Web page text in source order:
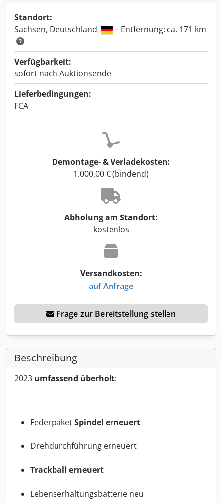
Standort:
Sachsen, Deutschland
– Entfernung: ca. 171 km
Verfügbarkeit:
sofort nach Auktionsende
Lieferbedingungen:
FCA
Demontage- & Verladekosten:
1.000,00 € (bindend)
Abholung am Standort:
kostenlos
Versandkosten:
auf Anfrage
Frage zur Bereitstellung stellen
Beschreibung
2023 umfassend überholt:
FederpaketSpindel erneuert
Drehdurchführung erneuert
Trackball erneuert
Lebenserhaltungsbatterie neu